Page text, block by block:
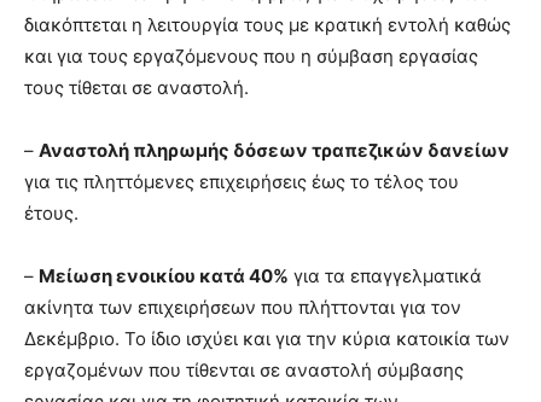
διακόπτεται η λειτουργία τους με κρατική εντολή καθώς
και για τους εργαζόμενους που η σύμβαση εργασίας
τους τίθεται σε αναστολή.
– Αναστολή πληρωμής δόσεων τραπεζικών δανείων
για τις πληττόμενες επιχειρήσεις έως το τέλος του
έτους.
– Μείωση ενοικίου κατά 40% για τα επαγγελματικά
ακίνητα των επιχειρήσεων που πλήττονται για τον
Δεκέμβριο. Το ίδιο ισχύει και για την κύρια κατοικία των
εργαζομένων που τίθενται σε αναστολή σύμβασης